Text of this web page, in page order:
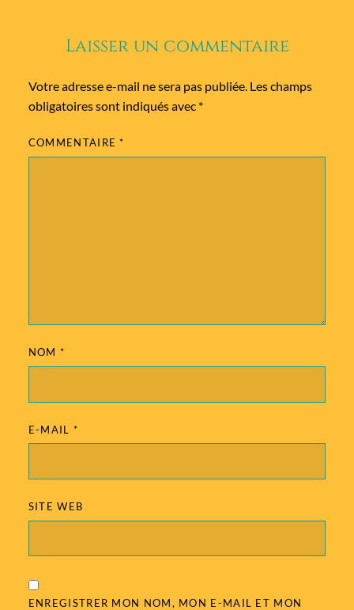
Laisser un commentaire
Votre adresse e-mail ne sera pas publiée. Les champs
obligatoires sont indiqués avec *
COMMENTAIRE*
NOM*
E-MAIL *
SITE WEB
ENREGISTRER MON NOM, MON E-MAIL ET MON